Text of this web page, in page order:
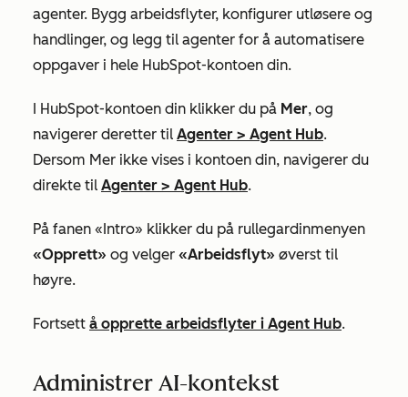
agenter. Bygg arbeidsflyter, konfigurer utløsere og
handlinger, og legg til agenter for å automatisere
oppgaver i hele HubSpot-kontoen din.
I HubSpot-kontoen din klikker du på Mer, og
navigerer deretter til Agenter > Agent Hub.
Dersom Mer ikke vises i kontoen din, navigerer du
direkte til Agenter > Agent Hub.
På fanen «Intro» klikker du på rullegardinmenyen
«Opprett» og velger «Arbeidsflyt» øverst til
høyre.
Fortsett å opprette arbeidsflyter i Agent Hub.
Administrer AI-kontekst